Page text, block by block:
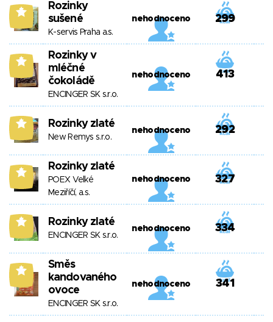
5
Rozinky
sušené
K-servis Praha a.s.
nehodnoceno 299
5
Rozinky v
mléčné
čokoládě
ENCINGER SK s.r.o.
nehodnoceno 413
5 Rozinky zlaté
New Remys s.r.o.
nehodnoceno 292
5 Rozinky zlaté
POEX Velké
Meziříčí, a.s.
nehodnoceno 327
5 Rozinky zlaté
ENCINGER SK s.r.o.
nehodnoceno 334
5
Směs
kandovaného
ovoce
ENCINGER SK s.r.o.
nehodnoceno 341